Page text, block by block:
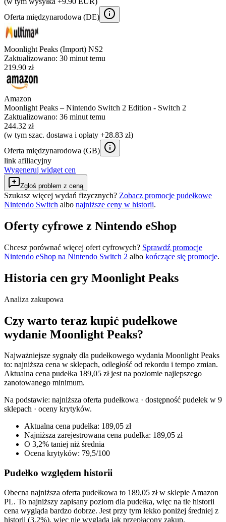
Oferta międzynarodowa (DE)
Moonlight Peaks (Import) NS2
Zaktualizowano: 30 minut temu
219.90 zł
Amazon
Moonlight Peaks – Nintendo Switch 2 Edition - Switch 2
Zaktualizowano: 36 minut temu
244.32 zł
(w tym szac. dostawa i opłaty +28.83 zł)
Oferta międzynarodowa (GB)
link afiliacyjny
Wygeneruj widget cen
Zgłoś problem z ceną
Szukasz więcej wydań fizycznych? Zobacz promocje pudełkowe
Nintendo Switch albo najniższe ceny w historii.
Oferty cyfrowe z Nintendo eShop
Chcesz porównać więcej ofert cyfrowych? Sprawdź promocje
Nintendo eShop na Nintendo Switch 2 albo kończące się promocje.
Historia cen gry Moonlight Peaks
Analiza zakupowa
Czy warto teraz kupić pudełkowe
wydanie Moonlight Peaks?
Najważniejsze sygnały dla pudełkowego wydania Moonlight Peaks
to: najniższa cena w sklepach, odległość od rekordu i tempo zmian.
Aktualna cena pudełka 189,05 zł jest na poziomie najlepszego
zanotowanego minimum.
Na podstawie: najniższa oferta pudełkowa · dostępność pudełek w 9
sklepach · oceny krytyków.
Aktualna cena pudełka: 189,05 zł
Najniższa zarejestrowana cena pudełka: 189,05 zł
O 3,2% taniej niż średnia
Ocena krytyków: 79,5/100
Pudełko względem historii
Obecna najniższa oferta pudełkowa to 189,05 zł w sklepie Amazon
PL. To najniższy zapisany poziom dla pudełka, więc na tle historii
cena wygląda bardzo dobrze. Jest przy tym lekko poniżej średniej z
historii (3,2%), więc nie wygląda jak przepłacony zakup.